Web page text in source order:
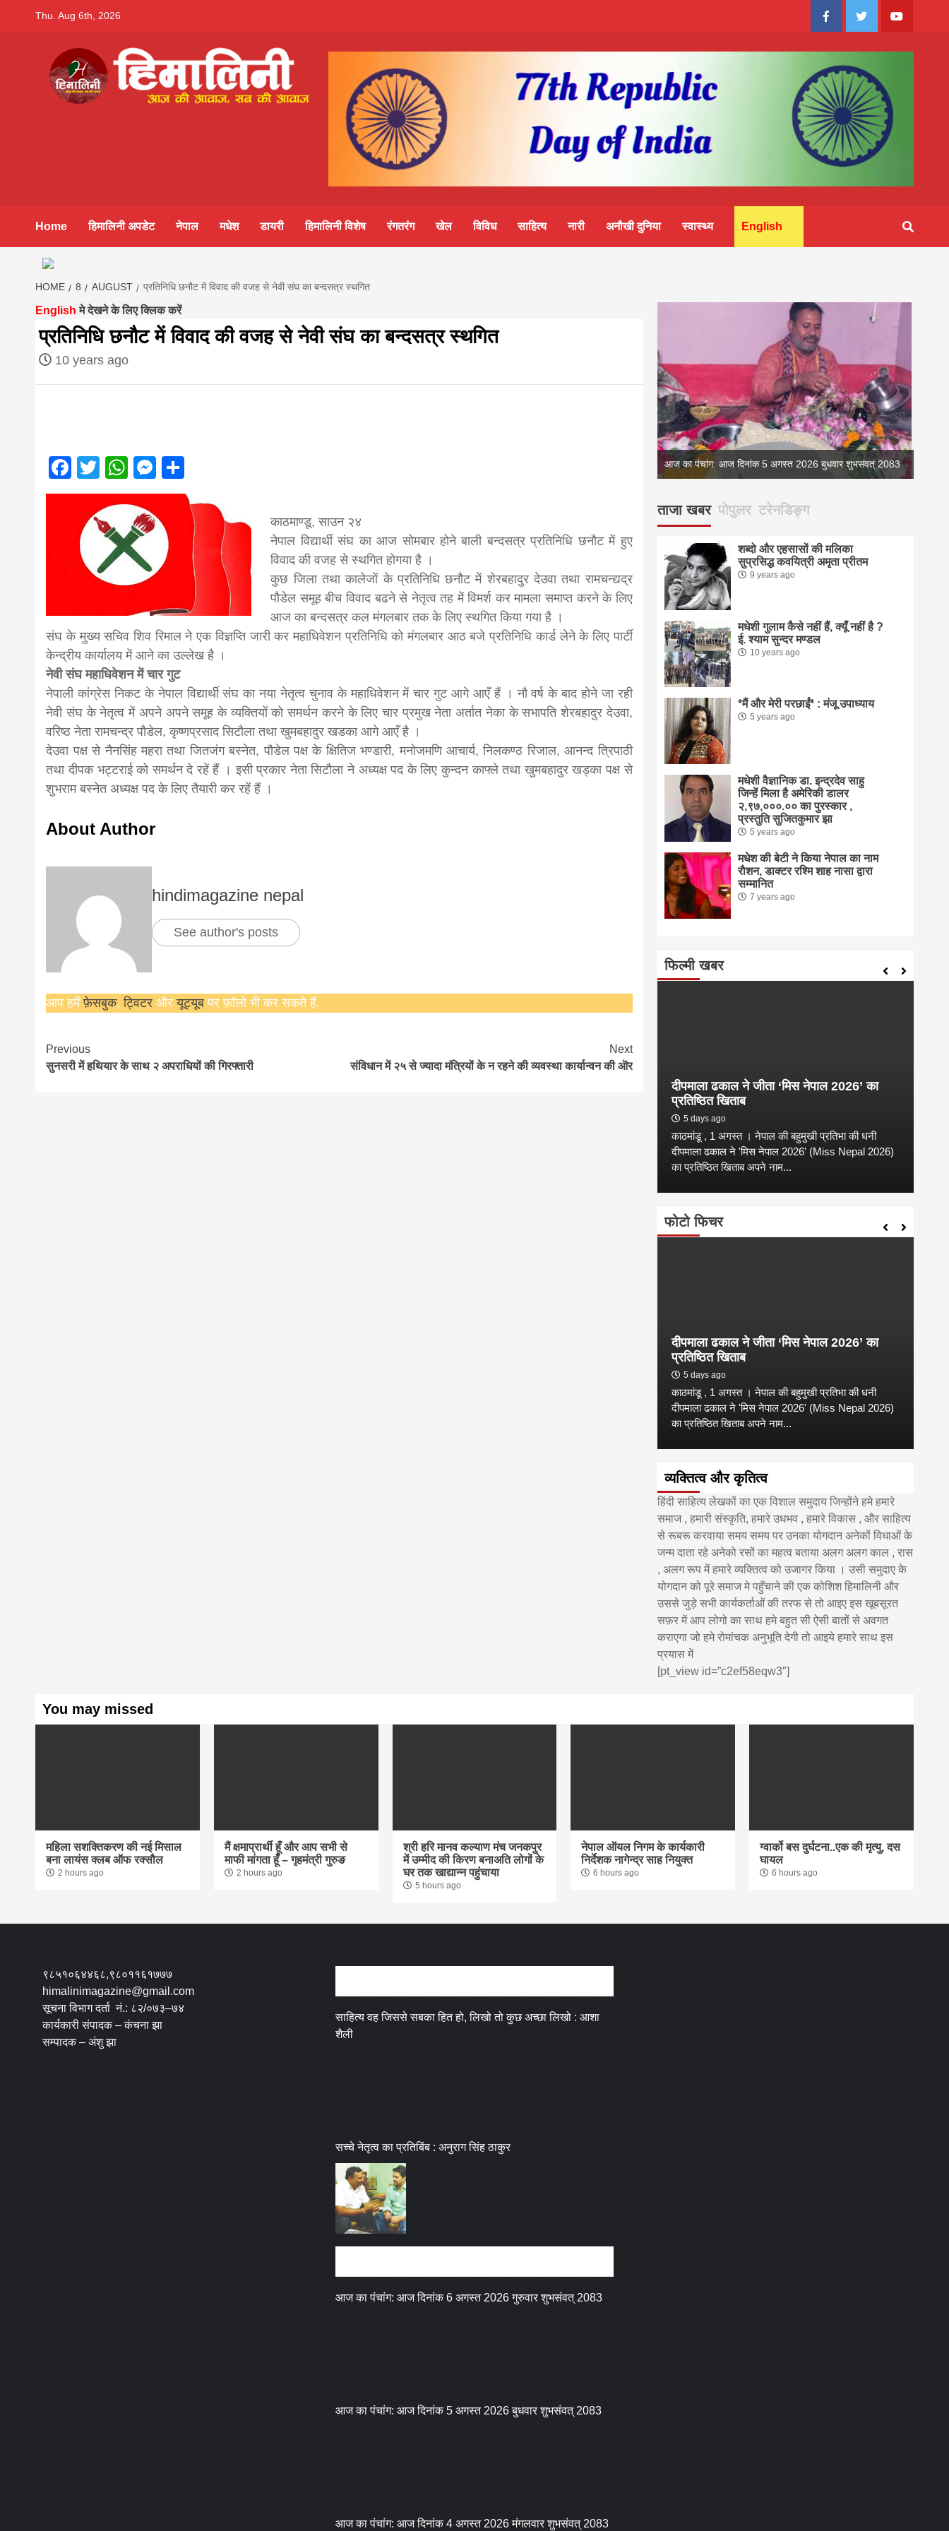
Thu. Aug 6th, 2026 FacebookTwitter Youtube
Himalini.com-
hindi magazine
||madhesh
khabar:Himalini
first hindi
magazine of
news in hindi
from
Nepal,madhesh
news,financial
news,loan,bank
news, madhesh
khabar
Home हिमालिनी अपडेट नेपाल मधेश डायरी हिमालिनी विशेष रंगतरंग खेल विविध साहित्य नारी अनौखी दुनिया स्वास्थ्य English
HOME 8 AUGUST प्रतिनिधि छनौट में विवाद की वजह से नेवी संघ का बन्दसत्र स्थगित
English मे देखने के लिए क्लिक करें
प्रतिनिधि छनौट में विवाद की वजह से नेवी संघ का बन्दसत्र स्थगित
10 years ago
Facebook
TwitterWhatsApp
Messenger
काठमाण्डू, साउन २४
नेपाल विद्यार्थी संघ का आज सोमबार होने बाली बन्दसत्र प्रतिनिधि छनौट में हुए
विवाद की वजह से स्थगित होगया है ।
कुछ जिला तथा कालेजों के प्रतिनिधि छनौट में शेरबहादुर देउवा तथा रामचन्द्यद्र
पौडेल समूह बीच विवाद बढने से नेतृत्व तह में विमर्श कर मामला समाप्त करने के लिए
आज का बन्दसत्र कल मंगलबार तक के लिए स्थगित किया गया है ।
संघ के मुख्य सचिव शिव रिमाल ने एक विज्ञप्ति जारी कर महाधिवेशन प्रतिनिधि को मंगलबार आठ बजे प्रतिनिधि कार्ड लेने के लिए पार्टी
केन्द्रीय कार्यालय में आने का उल्लेख है ।
नेवी संघ महाधिवेशन में चार गुट
नेपाली कांग्रेस निकट के नेपाल विद्यार्थी संघ का नया नेतृत्व चुनाव के महाधिवेशन में चार गुट आगे आएँ हैं । नौ वर्ष के बाद होने जा रही
नेवी संघ के नेतृत्व में अपने अपने समूह के व्यक्तियों को समर्थन करने के लिए चार प्रमुख नेता अर्तात नेका के सभापति शेरबहादुर देउवा,
वरिष्ठ नेता रामचन्द्र पौडेल, कृष्णप्रसाद सिटौला तथा खुमबहादुर खडका आगे आएँ है ।
देउवा पक्ष से नैनसिंह महरा तथा जितजंग बस्नेत, पौडेल पक्ष के क्षितिज भण्डारी, मनोजमणि आचार्य, निलकण्ठ रिजाल, आनन्द त्रिपाठी
तथा दीपक भट्टराई को समर्थन दे रहें हैं । इसी प्रकार नेता सिटौला ने अध्यक्ष पद के लिए कुन्दन काफ्ले तथा खुमबहादुर खड्का पक्ष से
शुभराम बस्नेत अध्यक्ष पद के लिए तैयारी कर रहें हैं ।
About Author
hindimagazine nepal
See author's posts
आप हमेंफ़ेसबुक,ट्विटरऔरयूट्यूब पर फ़ॉलो भी कर सकते हैं.
Continue
Reading
Previous
सुनसरी में हथियार के साथ २ अपराधियों की गिरफ्तारी
Next
संविधान में २५ से ज्यादा मंत्रियों के न रहने की व्यवस्था कार्यान्वन की ऒर
आज का पंचांग: आज दिनांक 2 अगस्त 2026 रविवार शुभसंवत् 2083 आज का पंचांग: आज दिनांक 5 अगस्त 2026 बुधवार शुभसंवत् 2083
ताजा खबर पोपुलर टरेनडिङ्ग
शब्दो और एहसासों की मलिका
सुप्रसिद्ध कवयित्री अमृता प्रीतम
9 years ago
मधेशी गुलाम कैसे नहीं हैं, क्यूँ नहीं है ?
ई. श्याम सुन्दर मण्डल
10 years ago
*मैं और मेरी परछाईं* : मंजू उपाध्याय
5 years ago
मधेशी वैज्ञानिक डा. इन्द्रदेव साहु
जिन्हें मिला है अमेरिकी डालर
२,९७,०००.०० का पुरस्कार ,
प्रस्तुति सुजितकुमार झा
5 years ago
मधेश की बेटी ने किया नेपाल का नाम
राैशन, डाक्टर रश्मि शाह नासा द्वारा
सम्मानित
7 years ago
फिल्मी खबर
दीपमाला ढकाल ने जीता ‘मिस नेपाल 2026’ का
प्रतिष्ठित खिताब
5 days ago
काठमांडू , 1 अगस्त । नेपाल की बहुमुखी प्रतिभा की धनी
दीपमाला ढकाल ने 'मिस नेपाल 2026' (Miss Nepal 2026)
का प्रतिष्ठित खिताब अपने नाम...
फोटो फिचर
दीपमाला ढकाल ने जीता ‘मिस नेपाल 2026’ का
प्रतिष्ठित खिताब
5 days ago
काठमांडू , 1 अगस्त । नेपाल की बहुमुखी प्रतिभा की धनी
दीपमाला ढकाल ने 'मिस नेपाल 2026' (Miss Nepal 2026)
का प्रतिष्ठित खिताब अपने नाम...
व्यक्तित्व और कृतित्व
हिंदी साहित्य लेखकों का एक विशाल समुदाय जिन्होंने हमे हमारे
समाज , हमारी संस्कृति, हमारे उधभव , हमारे विकास , और साहित्य
से रूबरू करवाया समय समय पर उनका योगदान अनेकों विधाओं के
जन्म दाता रहे अनेको रसों का महत्व बताया अलग अलग काल , रास
, अलग रूप में हमारे व्यक्तित्व को उजागर किया । उसी समुदाए के
योगदान को पूरे समाज मे पहुँचाने की एक कोशिश हिमालिनी और
उससे जुड़े सभी कार्यकर्ताओं की तरफ से तो आइए इस खूबसूरत
सफ़र में आप लोगो का साथ हमे बहुत सी ऐसी बातों से अवगत
कराएगा जो हमे रोमांचक अनुभूति देगी तो आइये हमारे साथ इस
प्रयास में
[pt_view id=”c2ef58eqw3″]
You may missed
महिला सशक्तिकरण की नई मिसाल
बना लायंस क्लब ऑफ रक्सौल
2 hours ago
मैं क्षमाप्रार्थी हूँ और आप सभी से
माफी मांगता हूँ – गृहमंत्री गुरुङ
2 hours ago
श्री हरि मानव कल्याण मंच जनकपुर
में उम्मीद की किरण बनाअति लोगों के
घर तक खाद्यान्न पहुंचाया
5 hours ago
नेपाल ऑयल निगम के कार्यकारी
निर्देशक नागेन्द्र साह नियुक्त
6 hours ago
ग्वार्को बस दुर्घटना..एक की मृत्यु, दस
घायल
6 hours ago
९८५१०६४४६८,९८०११६१७७७
himalinimagazine@gmail.com
सूचना विभाग दर्ता नं.: ८२/०७३–७४
कार्यकारी संपादक – कंचना झा
सम्पादक – अंशु झा
साहित्य वह जिससे सबका हित हो, लिखो तो कुछ अच्छा लिखो : आशा
शैली
सच्चे नेतृत्व का प्रतिबिंब : अनुराग सिंह ठाकुर
आज का पंचांग: आज दिनांक 6 अगस्त 2026 गुरुवार शुभसंवत् 2083
आज का पंचांग: आज दिनांक 5 अगस्त 2026 बुधवार शुभसंवत् 2083
आज का पंचांग: आज दिनांक 4 अगस्त 2026 मंगलवार शुभसंवत् 2083